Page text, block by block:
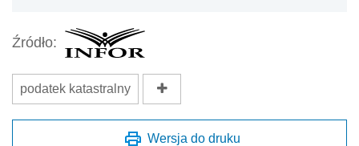
Źródło:
podatek katastralny
Wersja do druku